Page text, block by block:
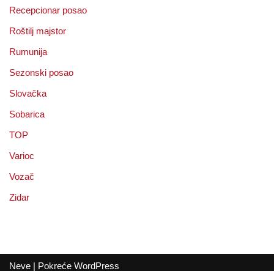
Recepcionar posao
Roštilj majstor
Rumunija
Sezonski posao
Slovačka
Sobarica
TOP
Varioc
Vozač
Zidar
Neve | Pokreće WordPress